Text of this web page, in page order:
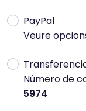
PayPal
Veure
Número de
5974